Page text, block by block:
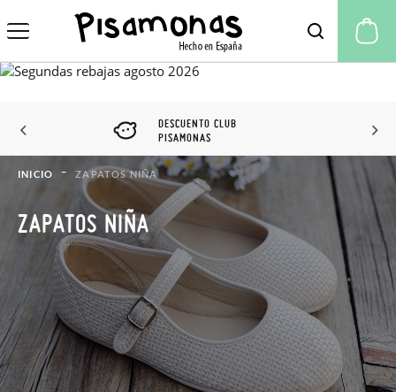
DESCUENTO CLUB
PISAMONAS
INICIO ZAPATOS NIÑA
ZAPATOS NIÑA